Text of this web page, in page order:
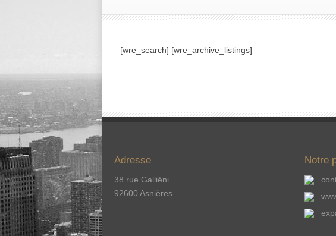
[wre_search] [wre_archive_listings]
Adresse
38 rue Galliéni
92600 Asnières.
Notre